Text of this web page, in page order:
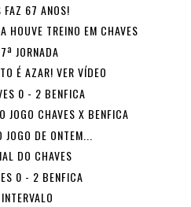
FAZ 67 ANOS!
HOUVE TREINO EM CHAVES
JORNADA
É AZAR! VER VÍDEO
0 - 2 BENFICA
JOGO CHAVES X BENFICA
DE ONTEM...
DO CHAVES
0 - 2 BENFICA